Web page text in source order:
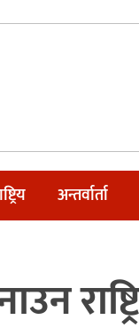
अन्तर्वार्ता